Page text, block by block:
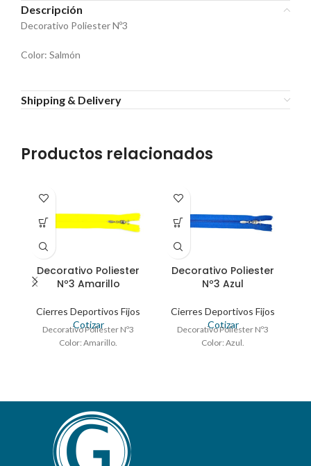
Descripción
Decorativo Poliester Nº3
Color: Salmón
Shipping & Delivery
Productos relacionados
Decorativo Poliester
Nº3 Amarillo
Cierres Deportivos Fijos
Cotizar
Decorativo Poliester Nº3
Color: Amarillo.
Decorativo Poliester
Nº3 Azul
Cierres Deportivos Fijos
Cotizar
Decorativo Poliester Nº3
Color: Azul.